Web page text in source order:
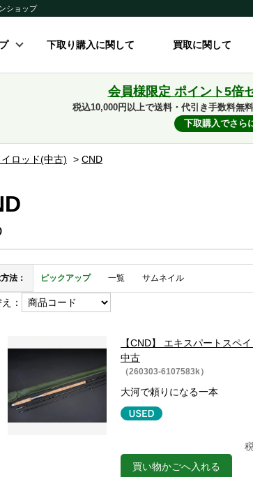
ショップ
下取り購入に関して 買取に関して
会員様限定 ポイント5倍
税込10,000円以上で送料・代引き手数料無料
下取購入でさら
ロッド(中古) > CND
法： ピックアップ 一覧 サムネイル
：
【CND】 エキスパートスペ
中古
（260303-6107583k）
大河で頼りになる一本
買い物かごへ入れる